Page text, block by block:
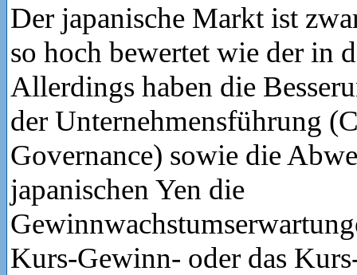
Der japanische Markt ist
so hoch bewertet wie der in
Allerdings haben die
der Unternehmensführung
Governance) sowie die
japanischen Yen die
Kurs-Gewinn- oder das